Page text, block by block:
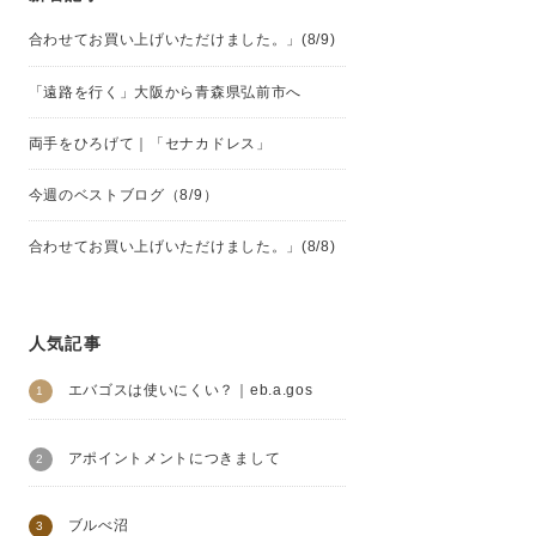
合わせてお買い上げいただけました。」(8/9)
「遠路を行く」大阪から青森県弘前市へ
両手をひろげて｜「セナカドレス」
今週のベストブログ（8/9）
合わせてお買い上げいただけました。」(8/8)
人気記事
エバゴスは使いにくい？｜eb.a.gos
アポイントメントにつきまして
ブルべ沼